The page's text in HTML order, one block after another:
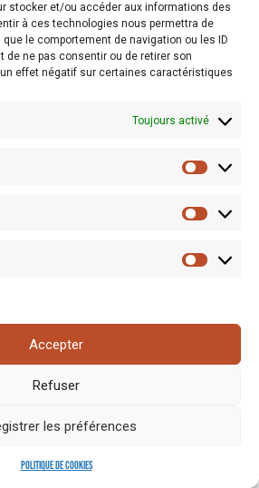
stocker et/ou accéder aux informations des
à ces technologies nous permettra de
le comportement de navigation ou les ID
de ne pas consentir ou de retirer son
effet négatif sur certaines caractéristiques
Toujours activé
Accepter
Refuser
les préférences
Politique de cookies
Espace
presse